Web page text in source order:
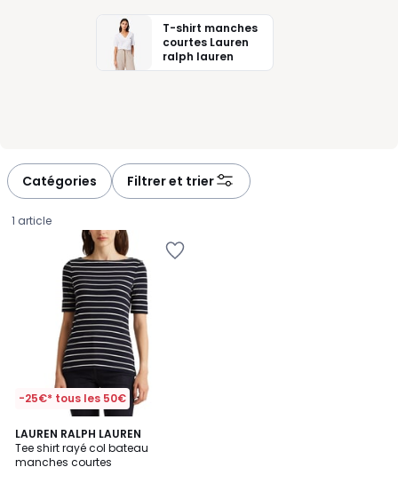
T-shirt manches
courtes Lauren
ralph lauren
Catégories Filtrer et trier
1 article
-25€* tous les 50€
LAUREN RALPH LAUREN
Tee shirt rayé col bateau
manches courtes
4,6
/ 5